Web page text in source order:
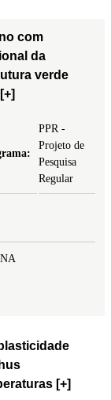
com
da
verde
[+]
PPR -
Projeto de
Pesquisa
Regular
[+]